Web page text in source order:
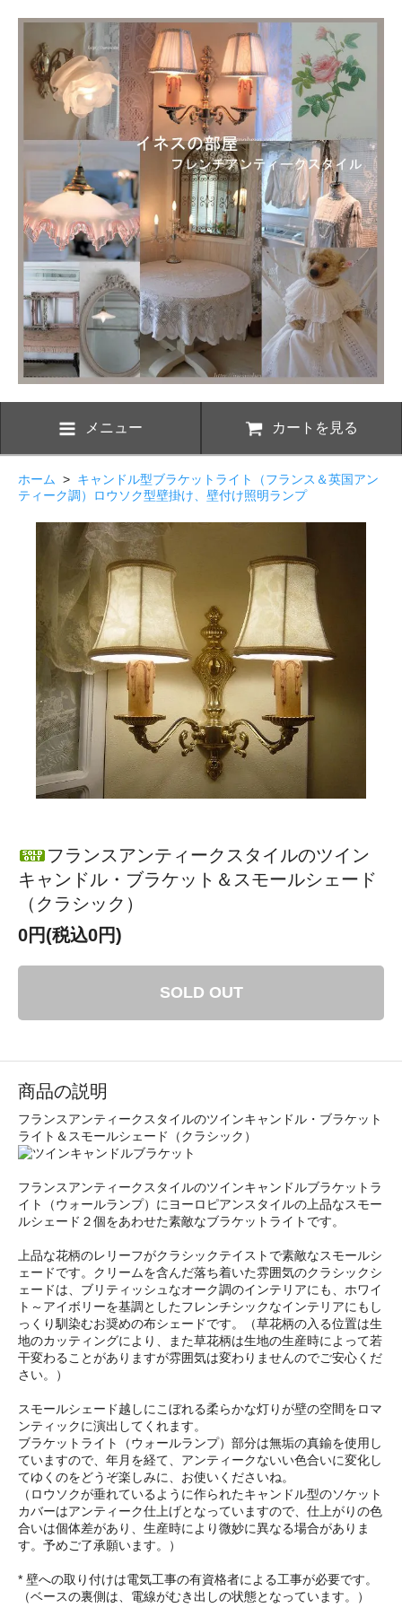
メニュー カートを見る
ホーム > キャンドル型ブラケットライト（フランス＆英国アン
ティーク調）ロウソク型壁掛け、壁付け照明ランプ
フランスアンティークスタイルのツイン
キャンドル・ブラケット＆スモールシェード
（クラシック）
0円(税込0円)
SOLD OUT
商品の説明
フランスアンティークスタイルのツインキャンドル・ブラケット
ライト＆スモールシェード（クラシック）
フランスアンティークスタイルのツインキャンドルブラケットラ
イト（ウォールランプ）にヨーロピアンスタイルの上品なスモー
ルシェード２個をあわせた素敵なブラケットライトです。
上品な花柄のレリーフがクラシックテイストで素敵なスモールシ
ェードです。クリームを含んだ落ち着いた雰囲気のクラシックシ
ェードは、ブリティッシュなオーク調のインテリアにも、ホワイ
ト～アイボリーを基調としたフレンチシックなインテリアにもし
っくり馴染むお奨めの布シェードです。（草花柄の入る位置は生
地のカッティングにより、また草花柄は生地の生産時によって若
干変わることがありますが雰囲気は変わりませんのでご安心くだ
さい。）
スモールシェード越しにこぼれる柔らかな灯りが壁の空間をロマ
ンティックに演出してくれます。
ブラケットライト（ウォールランプ）部分は無垢の真鍮を使用し
ていますので、年月を経て、アンティークないい色合いに変化し
てゆくのをどうぞ楽しみに、お使いくださいね。
（ロウソクが垂れているように作られたキャンドル型のソケット
カバーはアンティーク仕上げとなっていますので、仕上がりの色
合いは個体差があり、生産時により微妙に異なる場合がありま
す。予めご了承願います。）
* 壁への取り付けは電気工事の有資格者による工事が必要です。
（ベースの裏側は、電線がむき出しの状態となっています。）